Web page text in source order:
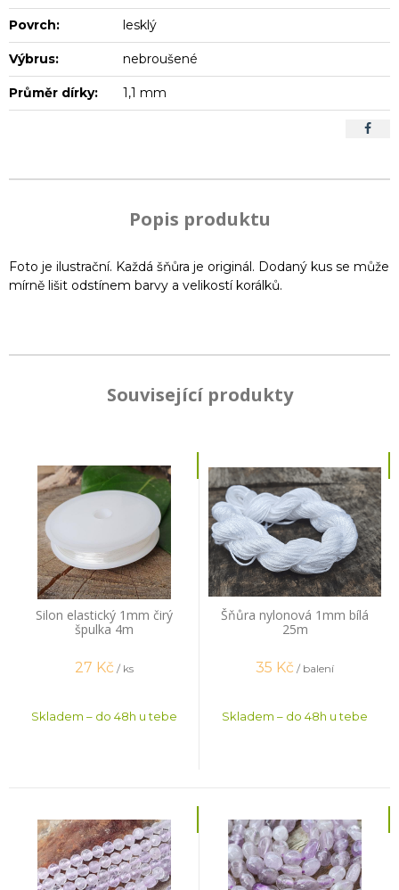
Povrch: lesklý
Výbrus: nebroušené
Průměr dírky: 1,1 mm
Popis produktu
Foto je ilustrační. Každá šňůra je originál. Dodaný kus se může
mírně lišit odstínem barvy a velikostí korálků.
Související produkty
Silon elastický 1mm čirý
špulka 4m
27 Kč / ks
Skladem – do 48h u tebe
Šňůra nylonová 1mm bílá
25m
35 Kč / balení
Skladem – do 48h u tebe